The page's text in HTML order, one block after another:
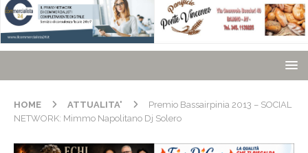
HOME ATTUALITA'
Premio Bassairpinia 2013 – SOCIAL
NETWORK: Mimmo Napolitano Dj Solero